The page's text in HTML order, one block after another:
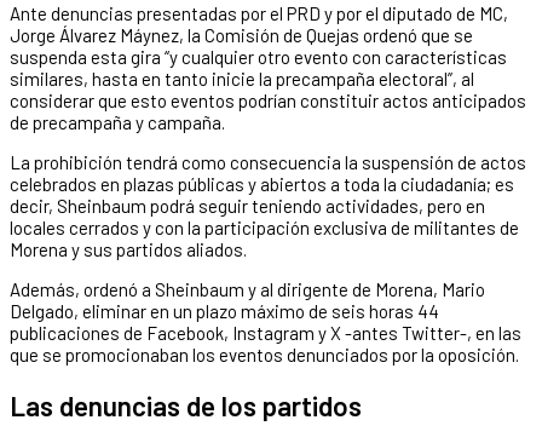
Ante denuncias presentadas por el PRD y por el diputado de MC,
Jorge Álvarez Máynez, la Comisión de Quejas ordenó que se
suspenda esta gira “y cualquier otro evento con características
similares, hasta en tanto inicie la precampaña electoral”, al
considerar que esto eventos podrían constituir actos anticipados
de precampaña y campaña.
La prohibición tendrá como consecuencia la suspensión de actos
celebrados en plazas públicas y abiertos a toda la ciudadanía; es
decir, Sheinbaum podrá seguir teniendo actividades, pero en
locales cerrados y con la participación exclusiva de militantes de
Morena y sus partidos aliados.
Además, ordenó a Sheinbaum y al dirigente de Morena, Mario
Delgado, eliminar en un plazo máximo de seis horas 44
publicaciones de Facebook, Instagram y X -antes Twitter-, en las
que se promocionaban los eventos denunciados por la oposición.
Las denuncias de los partidos